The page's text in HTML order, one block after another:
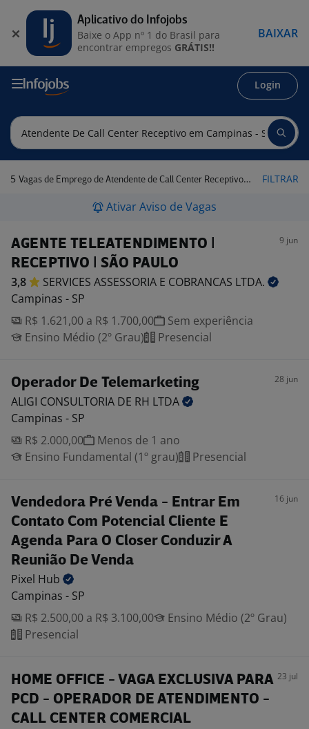
Login
5 Vagas de Emprego de Atendente de Call Center Receptivo em Campinas - SP FILTRAR
Ativar Aviso de Vagas
AGENTE TELEATENDIMENTO |
RECEPTIVO | SÃO PAULO
9 jun
3,8 SERVICES ASSESSORIA E COBRANCAS LTDA.
Campinas - SP
R$ 1.621,00 a R$ 1.700,00
Sem experiência
Ensino Médio (2º Grau)
Presencial
Operador De Telemarketing 28 jun
ALIGI CONSULTORIA DE RH LTDA
Campinas - SP
R$ 2.000,00
Menos de 1 ano
Ensino Fundamental (1º grau)
Presencial
Vendedora Pré Venda - Entrar Em
Contato Com Potencial Cliente E
Agenda Para O Closer Conduzir A
Reunião De Venda
16 jun
Pixel Hub
Campinas - SP
R$ 2.500,00 a R$ 3.100,00
Ensino Médio (2º Grau)
Presencial
HOME OFFICE - VAGA EXCLUSIVA PARA
PCD - OPERADOR DE ATENDIMENTO -
CALL CENTER COMERCIAL
23 jul
Aplicativo do Infojobs
Baixe o App nº 1 do Brasil para
encontrar empregos GRÁTIS!!
BAIXAR